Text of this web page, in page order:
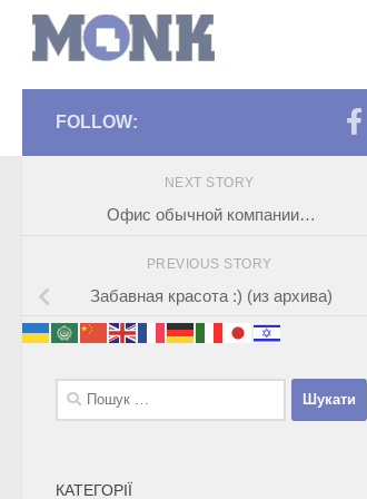
FOLLOW:
NEXT STORY
Офис обычной компании…
PREVIOUS STORY
Забавная красота :) (из архива)
Пошук:
КАТЕГОРІЇ